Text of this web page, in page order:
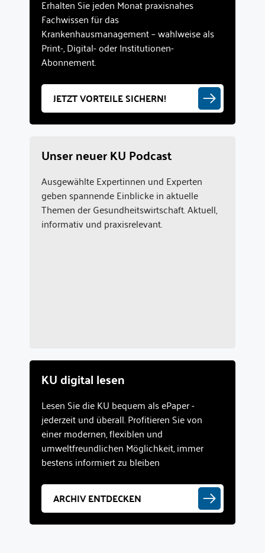
Erhalten Sie jeden Monat praxisnahes
Fachwissen für das
Krankenhausmanagement – wahlweise als
Print-, Digital- oder Institutionen-
Abonnement.
JETZT VORTEILE SICHERN!
Unser neuer KU Podcast
Ausgewählte Expertinnen und Experten
geben spannende Einblicke in aktuelle
Themen der Gesundheitswirtschaft. Aktuell,
informativ und praxisrelevant.
KU digital lesen
Lesen Sie die KU bequem als ePaper -
jederzeit und überall. Profitieren Sie von
einer modernen, flexiblen und
umweltfreundlichen Möglichkeit, immer
bestens informiert zu bleiben
ARCHIV ENTDECKEN